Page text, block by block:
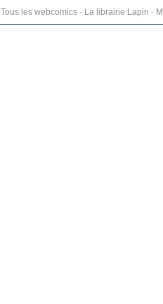
Tous les webcomics- La librairie Lapin -